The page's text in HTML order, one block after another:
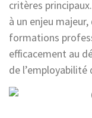
critères
à un enjeu
formations
efficacement au
de l’employabilité